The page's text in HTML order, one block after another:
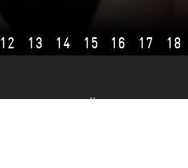
12 13 14 15 16 17 18
ABONOHUNI NË K2.0